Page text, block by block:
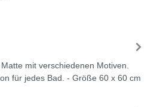
mit verschiedenen Motiven.
für jedes Bad. - Größe 60 x 60 cm